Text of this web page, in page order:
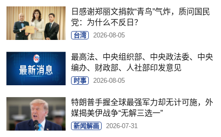
日感谢郑丽文捐款“青鸟”气炸，质问国民
党：为什么不反日？
台湾 2026-08-05
最高法、中央组织部、中央政法委、中央
编办、财政部、人社部印发意见
时事 2026-08-05
特朗普手握全球最强军力却无计可施，外
媒揭美伊战争“无解三选一”
新闻解画 2026-07-31